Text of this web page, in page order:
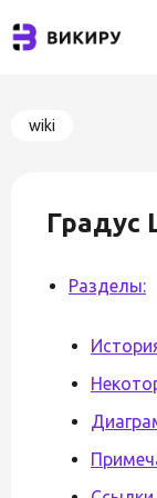
wiki
Градус
Разделы: